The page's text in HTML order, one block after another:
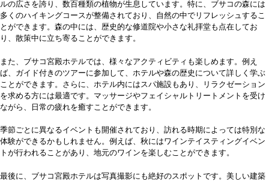
ルの広さを誇り、数百種類の植物が生息しています。特に、ブサコの森には
多くのハイキングコースが整備されており、自然の中でリフレッシュするこ
とができます。森の中には、歴史的な修道院や小さな礼拝堂も点在してお
り、散策中に立ち寄ることができます。
また、ブサコ宮殿ホテルでは、様々なアクティビティも楽しめます。例え
ば、ガイド付きのツアーに参加して、ホテルや森の歴史について詳しく学ぶ
ことができます。さらに、ホテル内にはスパ施設もあり、リラクゼーション
を求める方には最適です。マッサージやフェイシャルトリートメントを受け
ながら、日常の疲れを癒すことができます。
季節ごとに異なるイベントも開催されており、訪れる時期によっては特別な
体験ができるかもしれません。例えば、秋にはワインテイスティングイベン
トが行われることがあり、地元のワインを楽しむことができます。
最後に、ブサコ宮殿ホテルは写真撮影にも絶好のスポットです。美しい建築